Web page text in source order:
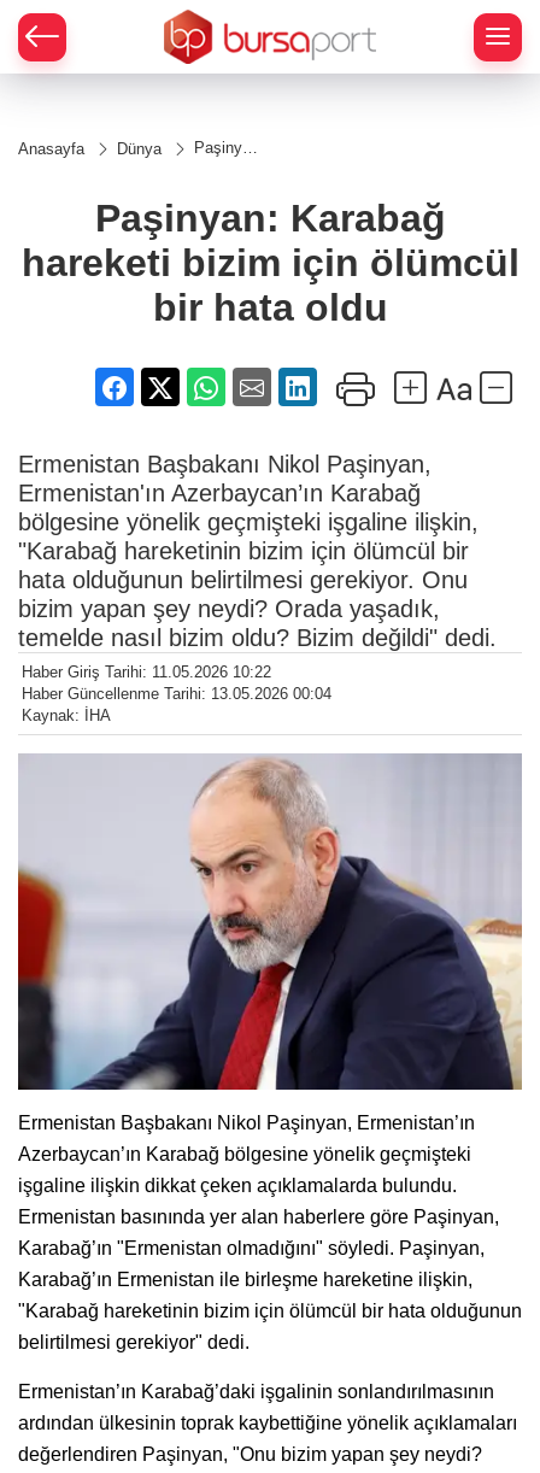
Anasayfa Dünya
Paşinyan:
ölümcül
bir hata
oldu
Paşinyan: Karabağ
hareketi bizim için ölümcül
bir hata oldu
Ermenistan Başbakanı Nikol Paşinyan,
Ermenistan'ın Azerbaycan’ın Karabağ
bölgesine yönelik geçmişteki işgaline ilişkin,
"Karabağ hareketinin bizim için ölümcül bir
hata olduğunun belirtilmesi gerekiyor. Onu
bizim yapan şey neydi? Orada yaşadık,
temelde nasıl bizim oldu? Bizim değildi" dedi.
Haber Giriş Tarihi: 11.05.2026 10:22
Haber Güncellenme Tarihi: 13.05.2026 00:04
Kaynak: İHA
Ermenistan Başbakanı Nikol Paşinyan, Ermenistan’ın
Azerbaycan’ın Karabağ bölgesine yönelik geçmişteki
işgaline ilişkin dikkat çeken açıklamalarda bulundu.
Ermenistan basınında yer alan haberlere göre Paşinyan,
Karabağ’ın "Ermenistan olmadığını" söyledi. Paşinyan,
Karabağ’ın Ermenistan ile birleşme hareketine ilişkin,
"Karabağ hareketinin bizim için ölümcül bir hata olduğunun
belirtilmesi gerekiyor" dedi.
Ermenistan’ın Karabağ’daki işgalinin sonlandırılmasının
ardından ülkesinin toprak kaybettiğine yönelik açıklamaları
değerlendiren Paşinyan, "Onu bizim yapan şey neydi?